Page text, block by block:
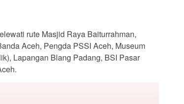
rute Masjid Raya Baiturrahman,
Aceh, Pengda PSSI Aceh, Museum
Lapangan Blang Padang, BSI Pasar